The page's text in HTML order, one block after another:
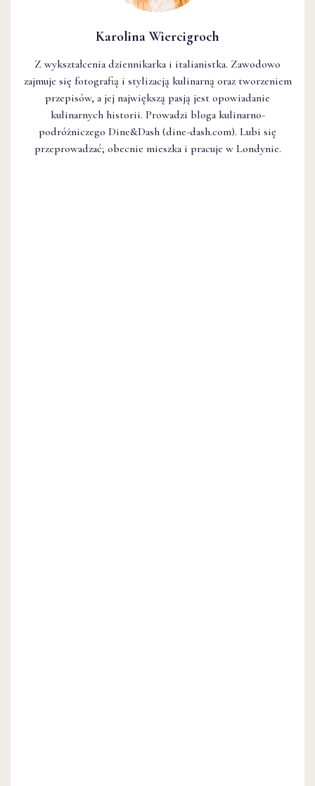
Karolina Wiercigroch
Z wykształcenia dziennikarka i italianistka. Zawodowo
zajmuje się fotografią i stylizacją kulinarną oraz tworzeniem
przepisów, a jej największą pasją jest opowiadanie
kulinarnych historii. Prowadzi bloga kulinarno-
podróżniczego Dine&Dash (dine-dash.com). Lubi się
przeprowadzać; obecnie mieszka i pracuje w Londynie.